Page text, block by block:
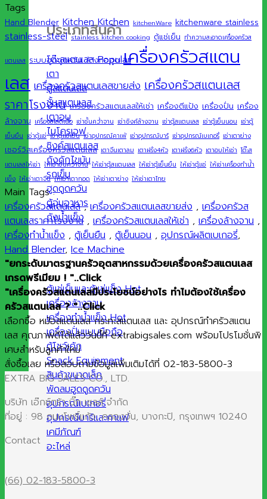
ประเภทสินค้า
โต๊ะสแตนเลส
เตา
ตู้สแตนเลส
ชั้นสแตนเลส
เตาอบ
ไมโครเวฟ
ซิงค์สแตนเลส
ถังดักไขมัน
รถเข็น
ฮูดดูดควัน
ตู้อุ่นอาหาร
ถังน้ำแข็ง
ตู้แช่เย็นและตู้แช่แข็ง
เครื่องล้างจาน
เครื่องทำน้ำแข็ง
เครื่องปั่นแบบมือถือ
ตู้โชว์เค้ก
Snack Equipment
สินค้าขนาดเล็ก
พัดลมฮูดดูดควัน
อุปกรณ์เบเกอรี่
อุปกรณ์บาร์และกาแฟ
เคมีภัณฑ์
อะไหล่
Tags
Hand Blender Kitchen Kitchen kitchenWare kitchenware stainless
stainless-steel stainless kitchen cooking ตู้แช่เย็น ทำความสะอาดเครื่องครัวส
แตนเลส ระบบฮูดดูดควัน ล้างท่อฮูด เครื่องครัวสแตน
เลส เครื่องครัวสแตนเลสขายส่ง เครื่องครัวสแตนเลส
ราคาโรงงาน เครื่องครัวสแตนเลสให้เช่า เครื่องตีแป้ง เครื่องปั่น เครื่อง
ล้างจาน เครื่องสไลด์เนื้อ เช่าชั้นคว่ำจาน เช่าซิงค์ล้างจาน เช่าตู้สแตนเลส เช่าตู้เย็นนอน เช่าตู้
เย็นยืน เช่าตู้แช่ เช่าตู้แช่เย็น เช่าอุปกรณ์คาเฟ่ เช่าอุปกรณ์บาร์ เช่าอุปกรณ์เบเกอรี่ เช่าเตาย่าง
เซอร์วิสเครื่องครัวสแตนเลส เตาจีนเตาลม เตาฝรั่ง4หัว เตาฝรั่ง6หัว เตาอบให้เช่า โต๊ะส
แตนเลสให้เช่า ให้เช่าชั้นคว่ำจาน ให้เช่าตู้สแตนเลส ให้เช่าตู้เย็นยืน ให้เช่าตู้แช่ ให้เช่าเครื่องทำน้ำ
แข็ง ให้เช่าเตาจีน ให้เช่าเตาทอด ให้เช่าเตาย่าง ให้เช่าเตาไทย
Main Tags :
เครื่องครัวสแตนเลส,เครื่องครัวสแตนเลสขายส่ง , เครื่องครัวส
แตนเลสราคาโรงงาน, เครื่องครัวสแตนเลสให้เช่า , เครื่องล้างจาน ,
เครื่องทำน้ำแข็ง , ตู้เย็นยืน , ตู้เย็นนอน , อุปกรณ์ผลิตเบเกอรี่,
Hand Blender, Ice Machine
"ยกระดับมาตรฐานครัวอุตสาหกรรมด้วยเครื่องครัวสแตนเลส
เกรดพรีเมียม ! "..Click
"เครื่องครัวสแตนเลสมีประโยชน์อย่างไร ทำไมต้องใช้เครื่อง
ครัวสแตนเลส ? "..Click
เลือกซื้อ หม้อสแตนเลส กระทะสแตนเลส และ อุปกรณ์ทำครัวสแตน
เลส คุณภาพดีได้แล้ววันนี้ที่ extrabigsales.com พร้อมโปรโมชั่นพิ
เศษสำหรับลูกค้าใหม่
สั่งซื้อเลย หรือสอบถามข้อมูลเพิ่มเติมได้ที่ 02-183-5800-3
EXTRA BIG SALES CO., LTD.
บริษัท เอ๊กซ์ตร้า บิ๊ก เซลส์ จำกัด
ที่อยู่ : 98 ถนนโพธิ์แก้ว, คลองจั่น, บางกะปิ, กรุงเทพฯ 10240
Contact
(66) 02-183-5800-3